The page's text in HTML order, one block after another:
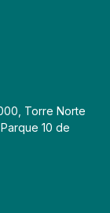
Torre Norte
10 de